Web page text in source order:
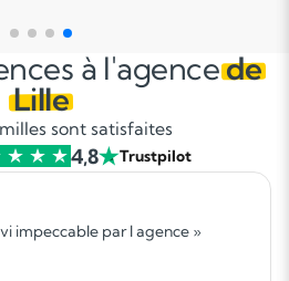
à l'agencede
Lille
sont satisfaites
4,8 Trustpilot
impeccable par l agence »